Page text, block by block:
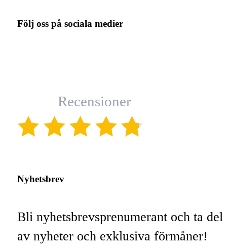
Följ oss på sociala medier
Recensioner
Nyhetsbrev
Bli nyhetsbrevsprenumerant och ta del
av nyheter och exklusiva förmåner!